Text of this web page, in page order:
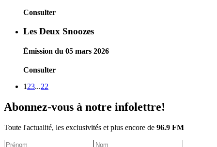
Consulter
Les Deux Snoozes
Émission du 05 mars 2026
Consulter
1 23...22
Abonnez-vous à notre infolettre!
Toute l'actualité, les exclusivités et plus encore de 96.9 FM